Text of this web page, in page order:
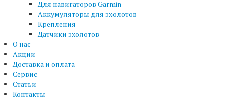
Для навигаторов Garmin
Аккумуляторы для эхолотов
Крепления
Датчики эхолотов
О нас
Акции
Доставка и оплата
Сервис
Статьи
Контакты